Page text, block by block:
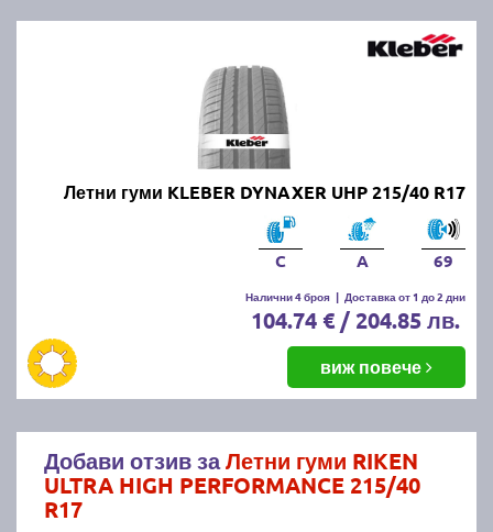
Летни гуми KLEBER DYNAXER UHP 215/40 R17
C A 69
Налични 4 броя | Доставка от 1 до 2 дни
104.74 € / 204.85 лв.
виж повече
Добави отзив заЛетни гуми RIKEN
ULTRA HIGH PERFORMANCE 215/40
R17